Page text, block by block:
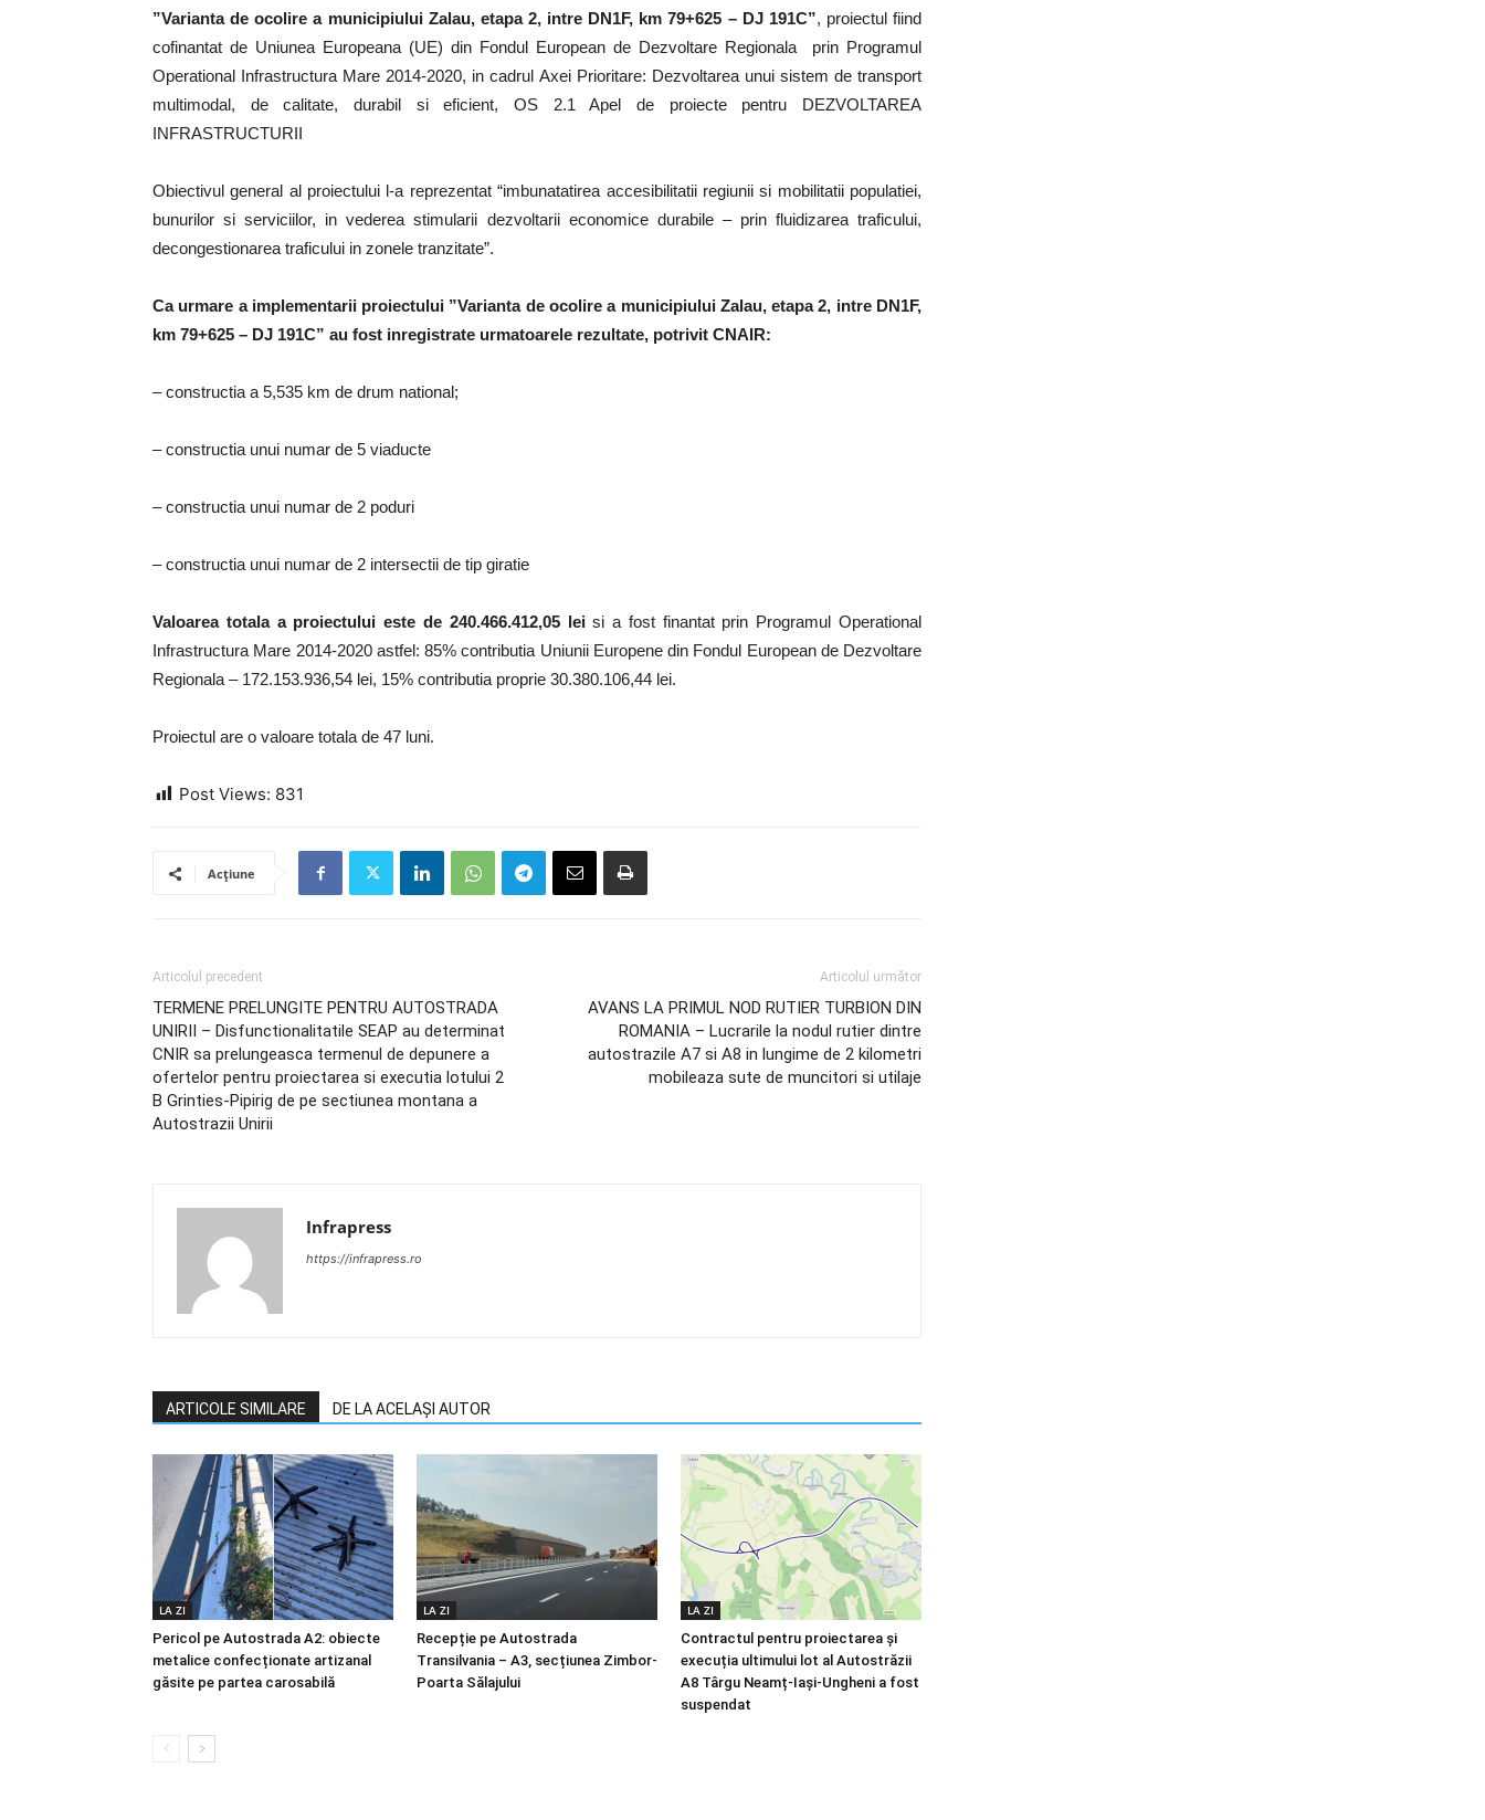
”Varianta de ocolire a municipiului Zalau, etapa 2, intre DN1F, km 79+625 – DJ 191C”, proiectul fiind
cofinantat de Uniunea Europeana (UE) din Fondul European de Dezvoltare Regionala prin Programul
Operational Infrastructura Mare 2014-2020, in cadrul Axei Prioritare: Dezvoltarea unui sistem de transport
multimodal, de calitate, durabil si eficient, OS 2.1 Apel de proiecte pentru DEZVOLTAREA
INFRASTRUCTURII
Obiectivul general al proiectului l-a reprezentat “imbunatatirea accesibilitatii regiunii si mobilitatii populatiei,
bunurilor si serviciilor, in vederea stimularii dezvoltarii economice durabile – prin fluidizarea traficului,
decongestionarea traficului in zonele tranzitate”.
Ca urmare a implementarii proiectului ”Varianta de ocolire a municipiului Zalau, etapa 2, intre DN1F,
km 79+625 – DJ 191C” au fost inregistrate urmatoarele rezultate, potrivit CNAIR:
– constructia a 5,535 km de drum national;
– constructia unui numar de 5 viaducte
– constructia unui numar de 2 poduri
– constructia unui numar de 2 intersectii de tip giratie
Valoarea totala a proiectului este de 240.466.412,05 leisi a fost finantat prin Programul Operational
Infrastructura Mare 2014-2020 astfel: 85% contributia Uniunii Europene din Fondul European de Dezvoltare
Regionala – 172.153.936,54 lei, 15% contributia proprie 30.380.106,44 lei.
Proiectul are o valoare totala de 47 luni.
Post Views: 831
Acțiune
Articolul precedent
TERMENE PRELUNGITE PENTRU AUTOSTRADA
UNIRII – Disfunctionalitatile SEAP au determinat
CNIR sa prelungeasca termenul de depunere a
ofertelor pentru proiectarea si executia lotului 2
B Grinties-Pipirig de pe sectiunea montana a
Autostrazii Unirii
Articolul următor
AVANS LA PRIMUL NOD RUTIER TURBION DIN
ROMANIA – Lucrarile la nodul rutier dintre
autostrazile A7 si A8 in lungime de 2 kilometri
mobileaza sute de muncitori si utilaje
Infrapress
https://infrapress.ro
ARTICOLE SIMILARE DE LA ACELAȘI AUTOR
LA ZI
Pericol pe Autostrada A2: obiecte
metalice confecționate artizanal
găsite pe partea carosabilă
LA ZI
Recepție pe Autostrada
Transilvania – A3, secțiunea Zimbor-
Poarta Sălajului
LA ZI
Contractul pentru proiectarea și
execuția ultimului lot al Autostrăzii
A8 Târgu Neamț-Iași-Ungheni a fost
suspendat